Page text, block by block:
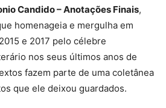
Candido – Anotações Finais,
homenageia e mergulha em
e 2017 pelo célebre
nos seus últimos anos de
fazem parte de uma coletânea
que ele deixou guardados.